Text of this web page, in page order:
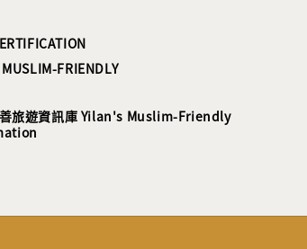
FRIENDLY
旅遊資訊庫 Yilan's Muslim-Friendly